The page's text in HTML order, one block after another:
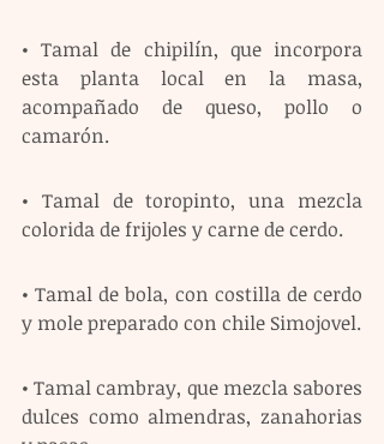
• Tamal de chipilín, que incorpora
esta planta local en la masa,
acompañado de queso, pollo o
camarón.
• Tamal de toropinto, una mezcla
colorida de frijoles y carne de cerdo.
• Tamal de bola, con costilla de cerdo
y mole preparado con chile Simojovel.
• Tamal cambray, que mezcla sabores
dulces como almendras, zanahorias